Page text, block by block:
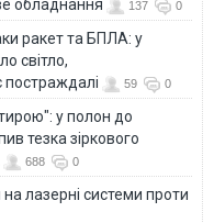
обладнання
137 0
ракет та БПЛА: у
світло,
постраждалі
59 0
у полон до
тезка зіркового
688 0
лазерні системи проти